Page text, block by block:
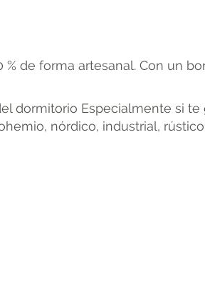
de forma artesanal. Con un
dormitorio Especialmente si
nórdico, industrial,